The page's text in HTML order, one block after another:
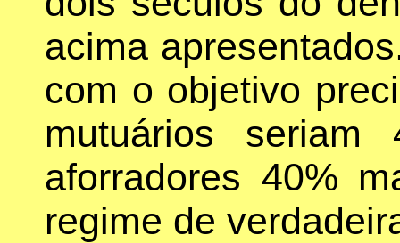
acima
com o objetivo
mutuários
aforradores 40%
regime de